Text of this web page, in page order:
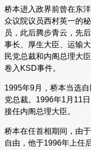
桥本进入政界前曾在东
众议院议员西村英一的
员，此后腾步青云，先
事长、厚生大臣、运输
民党总裁和内阁总理大
卷入KSD事件。
1995年9月，桥本当选
党总裁。1996年1月11
接任内阁总理大臣。
桥本在任首相期间，由
自由，他于1996年上任